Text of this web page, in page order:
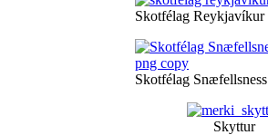
Skotfélag Reykjavíkur
Skotfélag Snæfellsness
Skyttur